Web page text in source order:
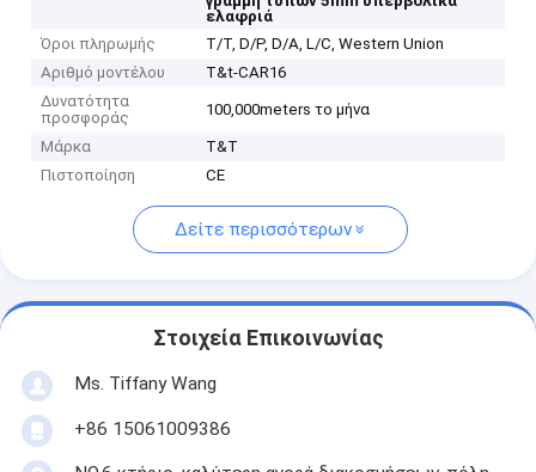
ελαφριά
Όροι πληρωμής
T/T, D/P, D/A, L/C, Western Union
Αριθμό μοντέλου
T&t-CAR16
Δυνατότητα
προσφοράς
100,000meters το μήνα
Μάρκα
T&T
Πιστοποίηση
CE
Δείτε περισσότερων
Στοιχεία Επικοινωνίας
Ms. Tiffany Wang
+86 15061009386